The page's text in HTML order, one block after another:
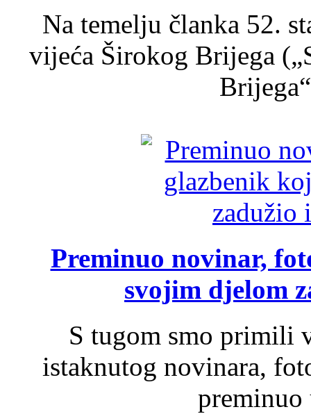
Na temelju članka 52.
vijeća Širokog Brijega
Preminuo novinar,
svojim djelom
S tugom smo primili
istaknutog novinara,